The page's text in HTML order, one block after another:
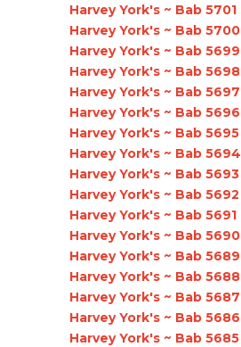
Harvey York's ~ Bab 5701
Harvey York's ~ Bab 5700
Harvey York's ~ Bab 5699
Harvey York's ~ Bab 5698
Harvey York's ~ Bab 5697
Harvey York's ~ Bab 5696
Harvey York's ~ Bab 5695
Harvey York's ~ Bab 5694
Harvey York's ~ Bab 5693
Harvey York's ~ Bab 5692
Harvey York's ~ Bab 5691
Harvey York's ~ Bab 5690
Harvey York's ~ Bab 5689
Harvey York's ~ Bab 5688
Harvey York's ~ Bab 5687
Harvey York's ~ Bab 5686
Harvey York's ~ Bab 5685